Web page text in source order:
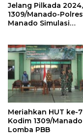
Jelang Pilkada
1309/Manado-
Manado Simulasi
Meriahkan HUT ke-
Kodim 1309/
Lomba PBB